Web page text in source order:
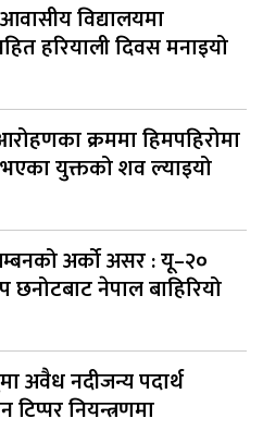
विद्यालयमा
हरियाली दिवस मनाइयो
क्रममा हिमपहिरोमा
युक्तको शव ल्याइयो
अर्को असर : यू–२०
नेपाल बाहिरियो
अवैध नदीजन्य पदार्थ
नियन्त्रणमा